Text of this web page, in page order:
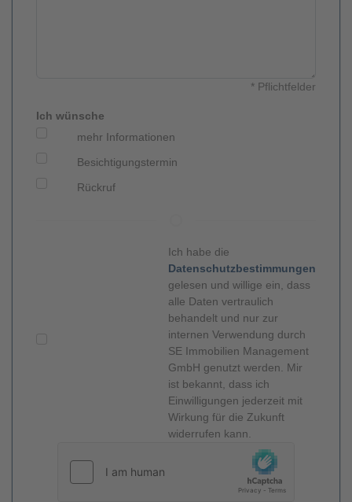
* Pflichtfelder
Ich wünsche
mehr Informationen
Besichtigungstermin
Rückruf
Ich habe die
Datenschutzbestimmungen
gelesen und willige ein, dass
alle Daten vertraulich
behandelt und nur zur
internen Verwendung durch
SE Immobilien Management
GmbH genutzt werden. Mir
ist bekannt, dass ich
Einwilligungen jederzeit mit
Wirkung für die Zukunft
widerrufen kann.